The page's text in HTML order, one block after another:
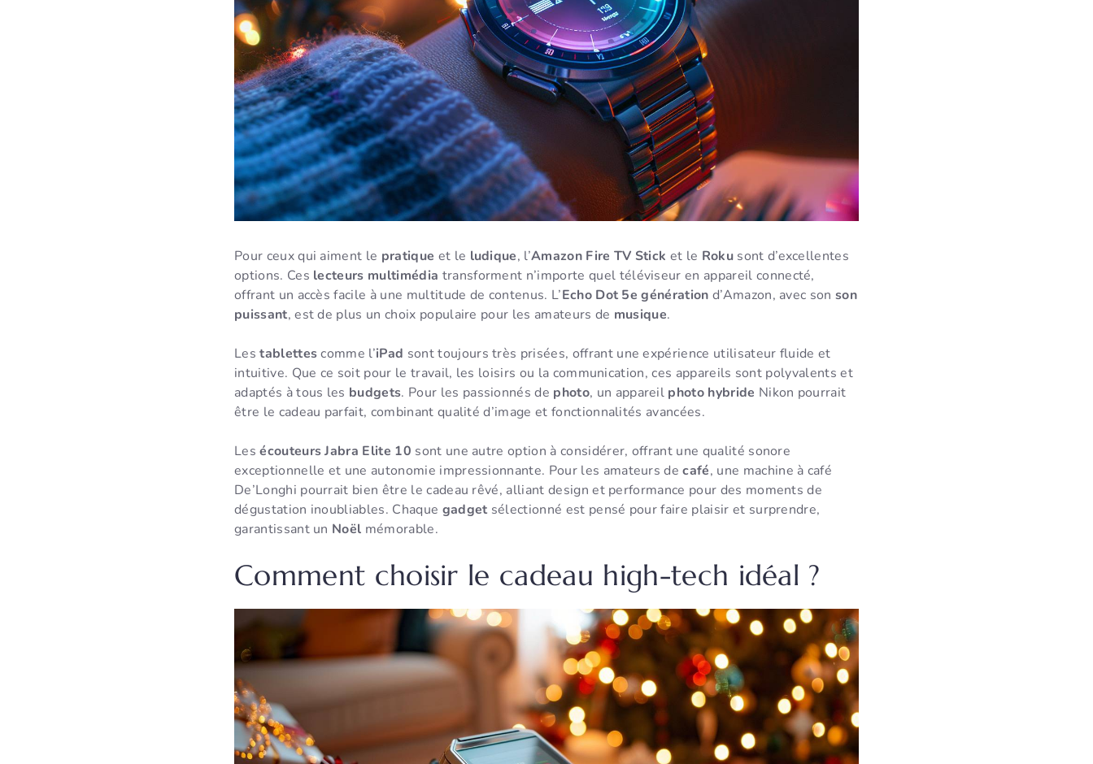
Pour ceux qui aiment le pratique et le ludique, l’Amazon Fire TV Stick et le Rokusont d’excellentes
options. Ces lecteurs multimédia transforment n’importe quel téléviseur en appareil connecté,
offrant un accès facile à une multitude de contenus. L’Echo Dot 5e génération d’Amazon, avec sonson
puissant, est de plus un choix populaire pour les amateurs de musique.
Lestablettescomme l’iPad sont toujours très prisées, offrant une expérience utilisateur fluide et
intuitive. Que ce soit pour le travail, les loisirs ou la communication, ces appareils sont polyvalents et
adaptés à tous les budgets. Pour les passionnés de photo, un appareil photo hybride Nikon pourrait
être le cadeau parfait, combinant qualité d’image et fonctionnalités avancées.
Lesécouteurs Jabra Elite 10 sont une autre option à considérer, offrant une qualité sonore
exceptionnelle et une autonomie impressionnante. Pour les amateurs decafé, une machine à café
De’Longhi pourrait bien être le cadeau rêvé, alliant design et performance pour des moments de
dégustation inoubliables. Chaque gadget sélectionné est pensé pour faire plaisir et surprendre,
garantissant un Noël mémorable.
Comment choisir le cadeau high-tech idéal ?